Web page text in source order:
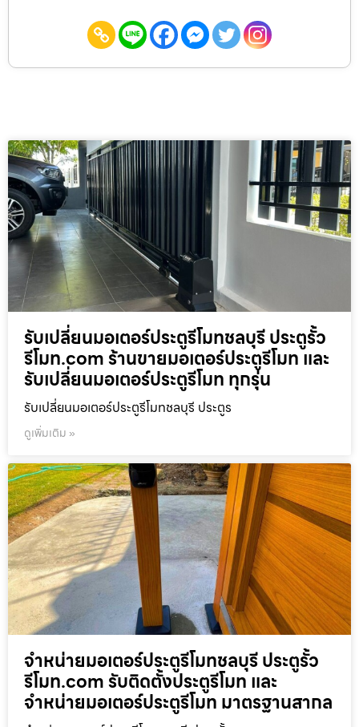
รับเปลี่ยนมอเตอร์ประตูรีโมทชลบุรี ประตูรั้ว
รีโมท.com ร้านขายมอเตอร์ประตูรีโมท และ
รับเปลี่ยนมอเตอร์ประตูรีโมท ทุกรุ่น
รับเปลี่ยนมอเตอร์ประตูรีโมทชลบุรี ประตูร
ดูเพิ่มเติม »
จำหน่ายมอเตอร์ประตูรีโมทชลบุรี ประตูรั้ว
รีโมท.com รับติดตั้งประตูรีโมท และ
จำหน่ายมอเตอร์ประตูรีโมท มาตรฐานสากล